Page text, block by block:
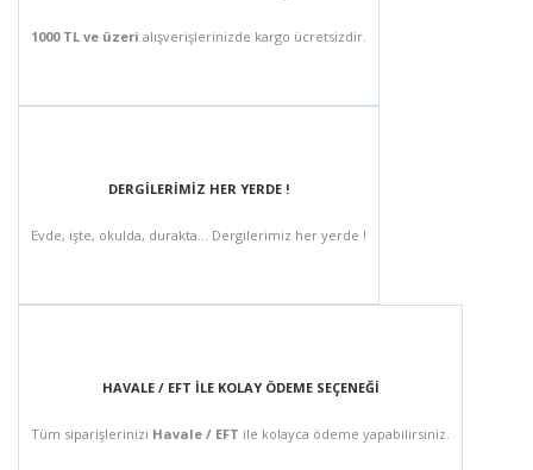
1000 TL ve üzeri alışverişlerinizde kargo ücretsizdir.
DERGİLERİMİZ HER YERDE !
Evde, işte, okulda, durakta... Dergilerimiz her yerde !
HAVALE / EFT İLE KOLAY ÖDEME SEÇENEĞİ
Tüm siparişlerinizi Havale / EFT ile kolayca ödeme yapabilirsiniz.